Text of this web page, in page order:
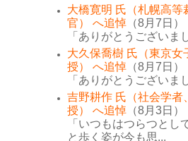
大橋寛明 氏（札幌高等
官） へ追悼 （8月7日）
「ありがとうございま
大久保喬樹 氏（東京女
授） へ追悼 （8月7日）
「ありがとうございま
吉野耕作 氏（社会学者
授） へ追悼 （8月3日）
「いつもはつらつとし
と歩く姿が今も思...